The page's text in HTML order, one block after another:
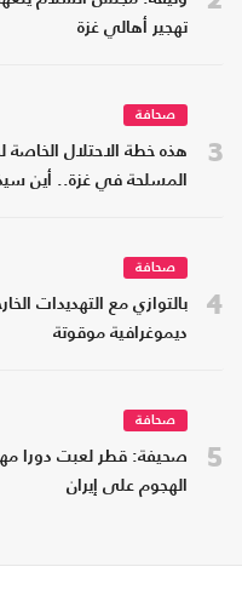
تهجير أهالي غزة
3
صحافة
هذه خطة الاحتلال
المسلحة في غزة.. أين
4
صحافة
بالتوازي مع التهديدات
ديموغرافية موقوتة
5
صحافة
صحيفة: قطر لعبت دورا
الهجوم على إيران